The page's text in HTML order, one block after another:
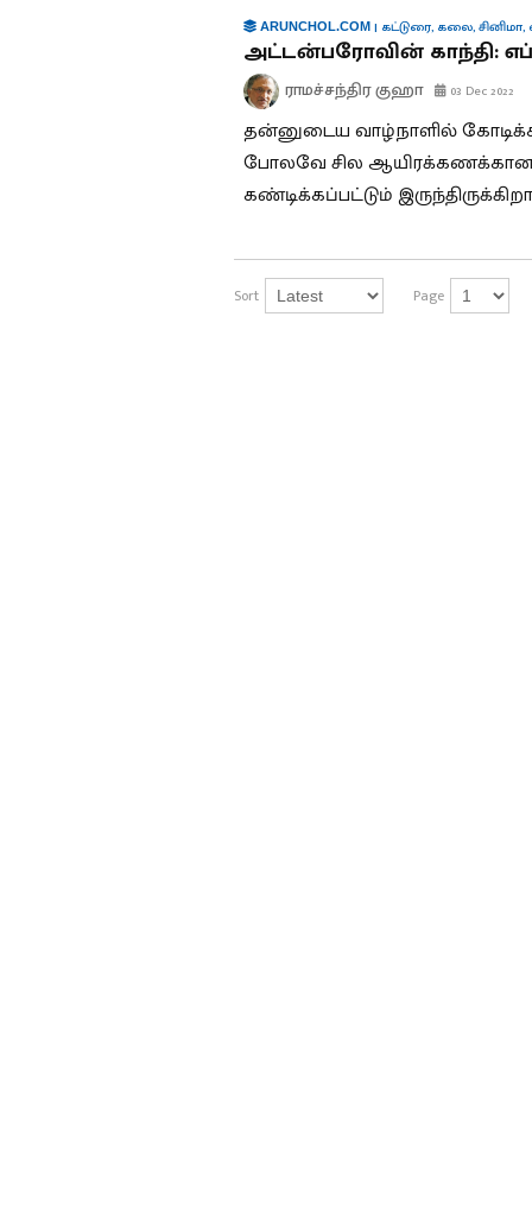
ARUNCHOL.COM | கட்டுரை, கலை,சினிமா,
அட்டன்பரோவின் காந்தி:
ராமச்சந்திர குஹா 03 Dec 2022
தன்னுடைய வாழ்நாளில்
போலவே சில
கண்டிக்கப்பட்டும்
Sort Page